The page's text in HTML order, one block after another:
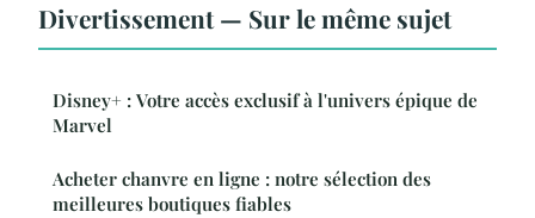
Divertissement — Sur le même sujet
Disney+ : Votre accès exclusif à l'univers épique de
Marvel
Acheter chanvre en ligne : notre sélection des
meilleures boutiques fiables